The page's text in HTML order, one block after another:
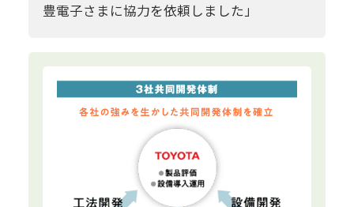
豊電子さまに協力を依頼しました」